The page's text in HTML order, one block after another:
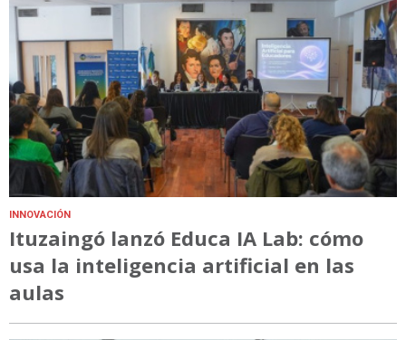
INNOVACIÓN
Ituzaingó lanzó Educa IA Lab: cómo
usa la inteligencia artificial en las
aulas